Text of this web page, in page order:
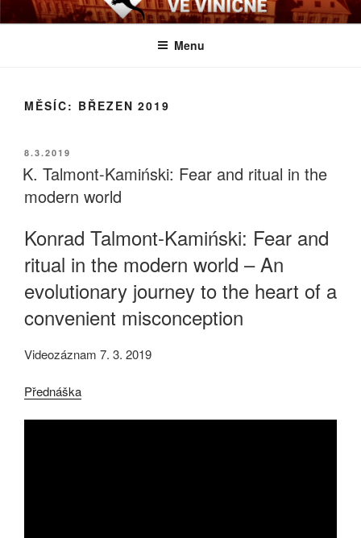
k
BIOLOGICKÉ ČTVRTKY VE
Určeno všem zájemcům o evoluci a obecnější biologická témata
Menu
MĚSÍC: BŘEZEN 2019
PUBLIKOVÁNO
8.3.2019
K. Talmont-Kamiński: Fear and ritual in the
modern world
Konrad Talmont-Kamiński: Fear and
ritual in the modern world – An
evolutionary journey to the heart of a
convenient misconception
Videozáznam 7. 3. 2019
Přednáška